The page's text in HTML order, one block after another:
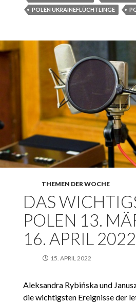
POLEN UKRAINEFLÜCHTLINGE
THEMEN DER WOCHE
DAS
POLEN 13.
16. APRIL 2022
15. APRIL 2022
Aleksandra Rybińska und
die wichtigsten Ereignisse der